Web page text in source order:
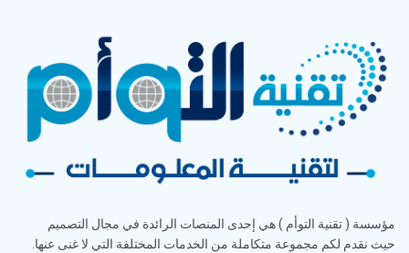
مؤسسة ( تقنية التوأم ) هي إحدى المنصات الرائدة في مجال التصميم
حيث نقدم لكم مجموعة متكاملة من الخدمات المختلفة التي لا غنى عنها.